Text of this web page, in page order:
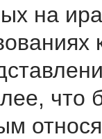
на
что